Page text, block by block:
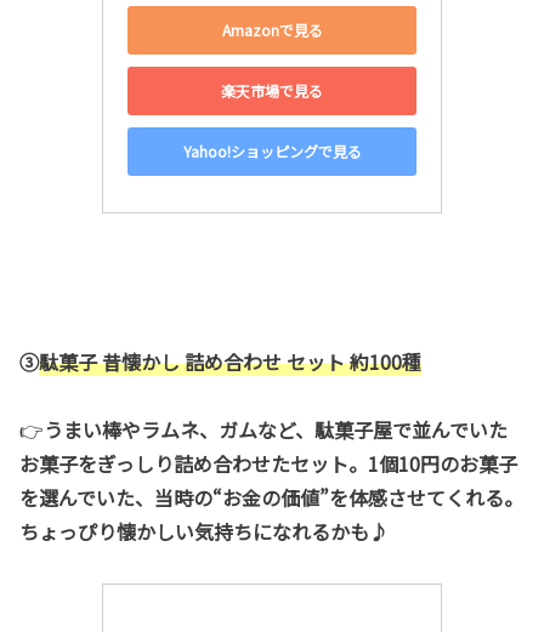
Amazonで見る
楽天市場で見る
Yahoo!ショッピングで見る
③駄菓子 昔懐かし 詰め合わせ セット 約100種
👉うまい棒やラムネ、ガムなど、駄菓子屋で並んでいた
お菓子をぎっしり詰め合わせたセット。1個10円のお菓子
を選んでいた、当時の“お金の価値”を体感させてくれる。
ちょっぴり懐かしい気持ちになれるかも♪